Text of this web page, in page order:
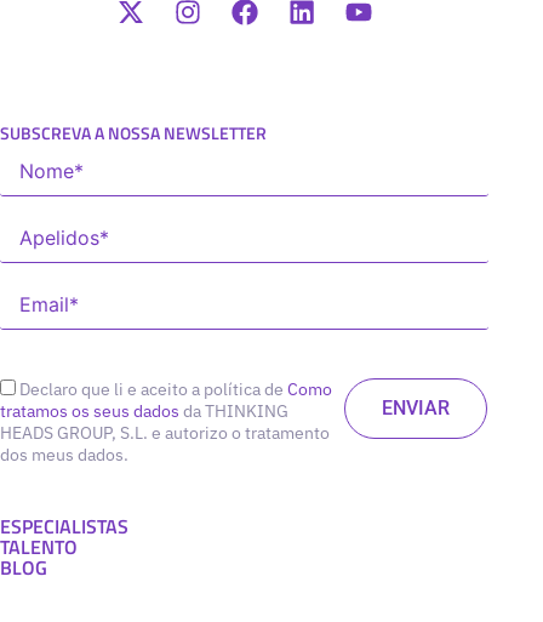
SUBSCREVA A NOSSA NEWSLETTER
Declaro que li e aceito a política de Como
tratamos os seus dados da THINKING
HEADS GROUP, S.L. e autorizo o tratamento
dos meus dados.
ESPECIALISTAS
TALENTO
BLOG